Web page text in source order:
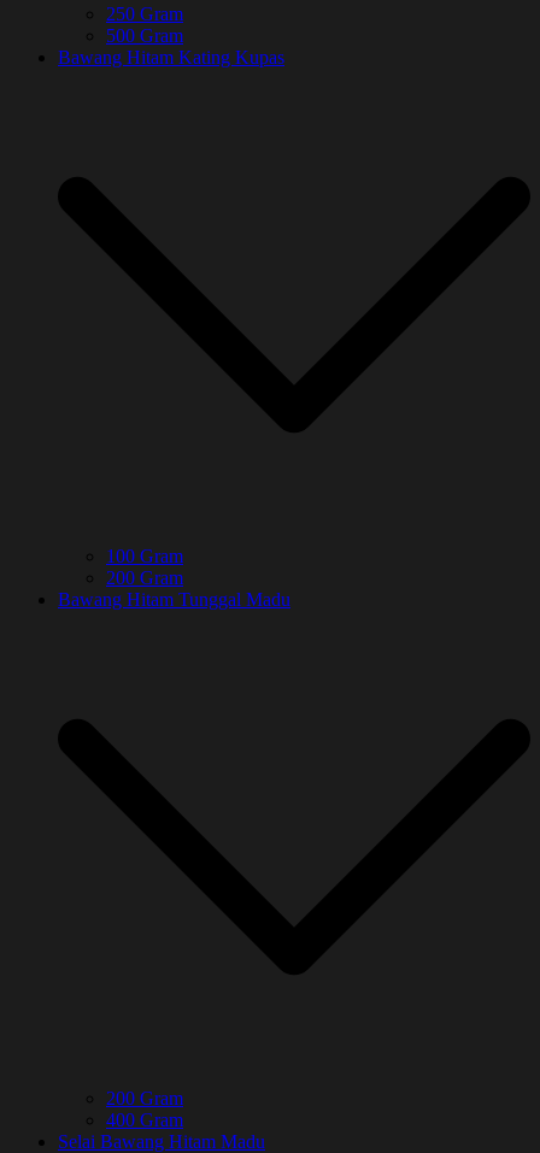
250 Gram
500 Gram
Bawang Hitam Kating Kupas
100 Gram
200 Gram
Bawang Hitam Tunggal Madu
200 Gram
400 Gram
Selai Bawang Hitam Madu